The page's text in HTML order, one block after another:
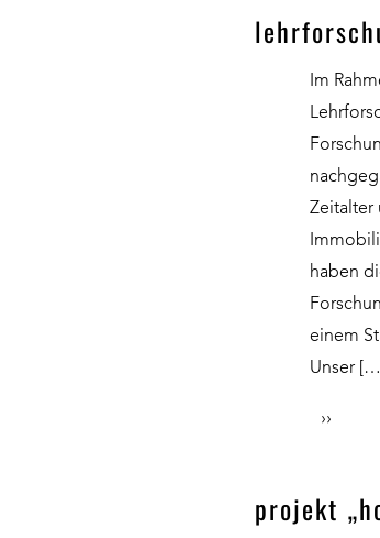
Im
Zeitalter
haben
einem
Unser […]
››
projekt